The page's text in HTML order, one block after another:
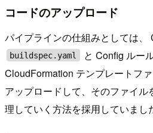
コードのアップロード
パイプラインの仕組みとしては、
buildspec.yaml
と Config ルー
CloudFormation テンプレートフ
アップロードして、そのファイ
理していく方法を採用していまし